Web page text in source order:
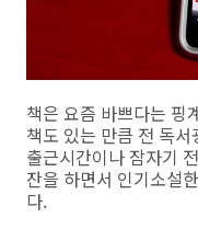
책은 요즘 바쁘다는 핑
책도 있는 만큼 전 독
출근시간이나 잠자기
잔을 하면서 인기소설
다.